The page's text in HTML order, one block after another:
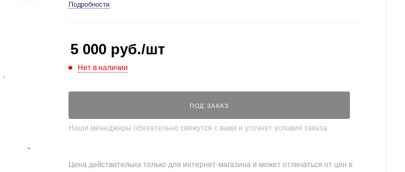
Подробности
5 000 руб./шт
Нет в наличии
ПОД ЗАКАЗ
Наши менеджеры обязательно свяжутся с вами и уточнят условия заказа
Цена действительна только для интернет-магазина и может отличаться от цен в